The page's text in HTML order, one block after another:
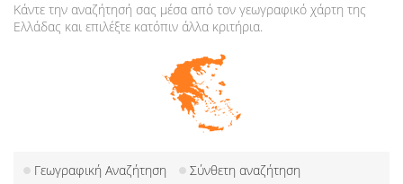
Κάντε την αναζήτησή σας μέσα από τον γεωγραφικό χάρτη της
Ελλάδας και επιλέξτε κατόπιν άλλα κριτήρια.
Γεωγραφική Αναζήτηση
Σύνθετη αναζήτηση